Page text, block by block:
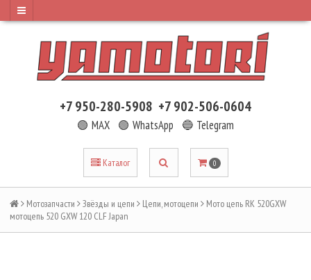
+7 950-280-5908 +7 902-506-0604
🟢 MAX 🟢 WhatsApp 🔵 Telegram
Каталог 0
Мотозапчасти Звёзды и цепи Цепи, мотоцепи
Мото цепь RK 520GXW
мотоцепь 520 GXW 120 CLF Japan